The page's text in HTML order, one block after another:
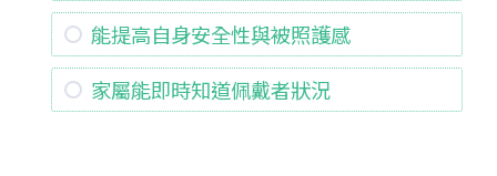
能提高自身安全性與被照護感
家屬能即時知道佩戴者狀況